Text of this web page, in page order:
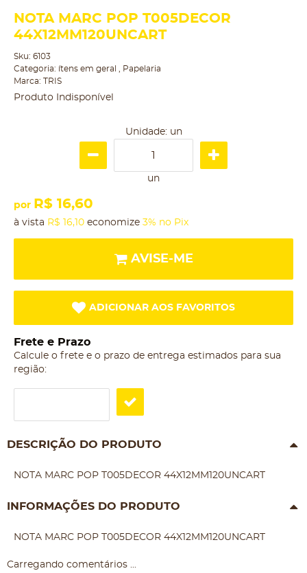
NOTA MARC POP T005DECOR
44X12MM120UNCART
Sku: 6103
Categoria: ítens em geral
Papelaria
Marca: TRIS
Produto Indisponível
Unidade: un
un
por R$ 16,60
à vista R$ 16,10 economize 3% no Pix
AVISE-ME
ADICIONAR AOS FAVORITOS
Frete e Prazo
Calcule o frete e o prazo de entrega estimados para sua
região:
DESCRIÇÃO DO PRODUTO
NOTA MARC POP T005DECOR 44X12MM120UNCART
INFORMAÇÕES DO PRODUTO
NOTA MARC POP T005DECOR 44X12MM120UNCART
Carregando comentários ...